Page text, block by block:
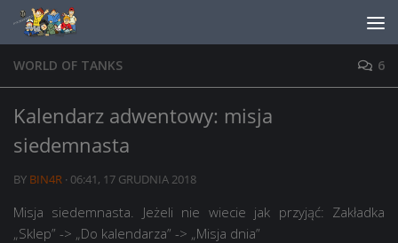
Skip to content
WORLD OF TANKS 6
Kalendarz adwentowy: misja
siedemnasta
BY BIN4R · 06:41, 17 GRUDNIA 2018
Misja siedemnasta. Jeżeli nie wiecie jak przyjąć: Zakładka
„Sklep” -> „Do kalendarza” -> „Misja dnia”